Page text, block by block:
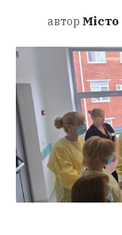
автор Місто